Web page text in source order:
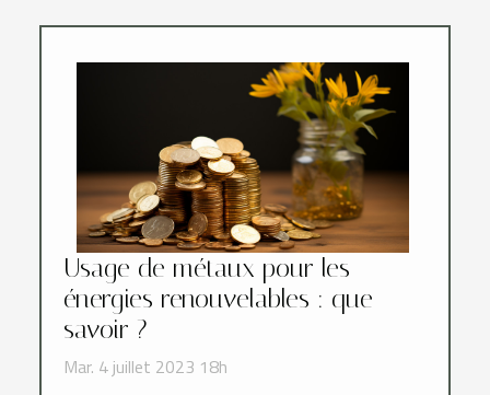
Usage de métaux pour les
énergies renouvelables : que
savoir ?
Mar. 4 juillet 2023 18h